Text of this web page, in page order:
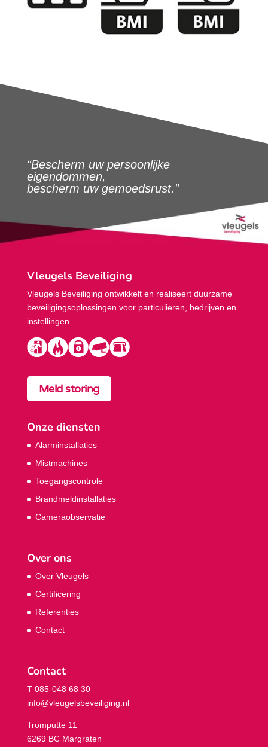
“Bescherm uw persoonlijke
eigendommen,
bescherm uw gemoedsrust.”
Vleugels Beveiliging
Vleugels Beveiliging ontwikkelt en realiseert duurzame
beveiligings­oplossingen voor particulieren, bedrijven en
instellingen.
Meld storing
Onze diensten
Alarminstallaties
Mistmachines
Toegangscontrole
Brandmeldinstallaties
Cameraobservatie
Over ons
Over Vleugels
Certificering
Referenties
Contact
Contact
T 085-048 68 30
info@vleugelsbeveiliging.nl
Tromputte 11
6269 BC Margraten